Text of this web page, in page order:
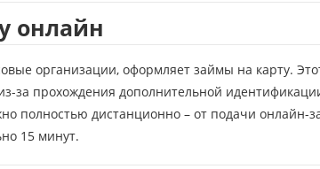
онлайн
организации, оформляет займы на карту.
за прохождения дополнительной
полностью дистанционно – от подачи онлайн-
15 минут.